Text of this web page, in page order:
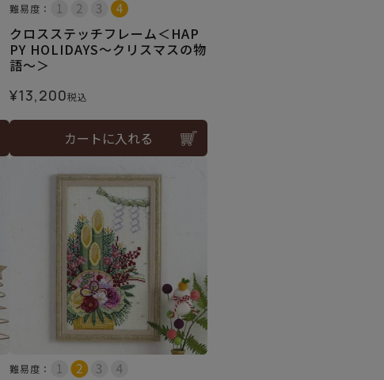
難易度：
クロスステッチフレーム＜HAP
PY HOLIDAYS～クリスマスの物
語～＞
¥13,200税込
カートに入れる
難易度：